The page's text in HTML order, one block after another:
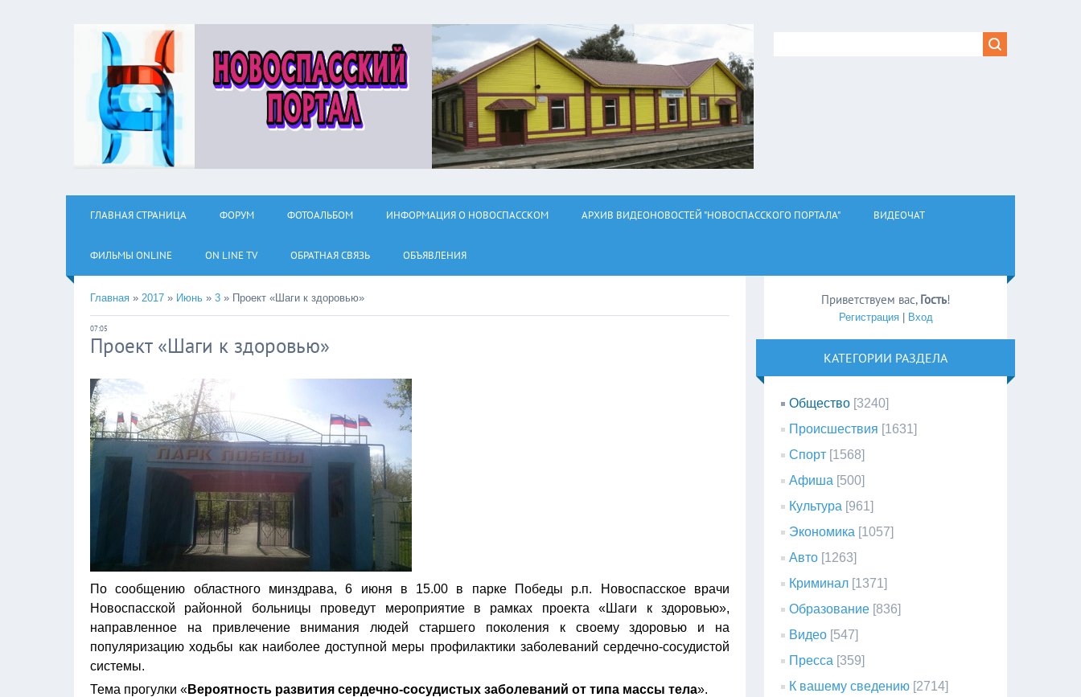
ГЛАВНАЯ СТРАНИЦА ФОРУМ ФОТОАЛЬБОМ ИНФОРМАЦИЯ О НОВОСПАССКОМ АРХИВ ВИДЕОНОВОСТЕЙ "НОВОСПАССКОГО ПОРТАЛА" ВИДЕОЧАТ
ФИЛЬМЫ ОNLINE ON LINE TV ОБРАТНАЯ СВЯЗЬ ОБЪЯВЛЕНИЯ
Главная » 2017 » Июнь » 3 » Проект «Шаги к здоровью»
07:05
Проект «Шаги к здоровью»
По сообщению областного минздрава, 6 июня в 15.00 в парке Победы р.п. Новоспасское врачи
Новоспасской районной больницы проведут мероприятие в рамках проекта «Шаги к здоровью»,
направленное на привлечение внимания людей старшего поколения к своему здоровью и на
популяризацию ходьбы как наиболее доступной меры профилактики заболеваний сердечно-сосудистой
системы.
Тема прогулки «Вероятность развития сердечно-сосудистых заболеваний от типа массы тела».
Приветствуем вас, Гость!
Регистрация| Вход
КАТЕГОРИИ РАЗДЕЛА
Общество [3240]
Происшествия [1631]
Спорт [1568]
Афиша [500]
Культура [961]
Экономика [1057]
Авто [1263]
Криминал [1371]
Образование [836]
Видео [547]
Пресса [359]
К вашему сведению [2714]